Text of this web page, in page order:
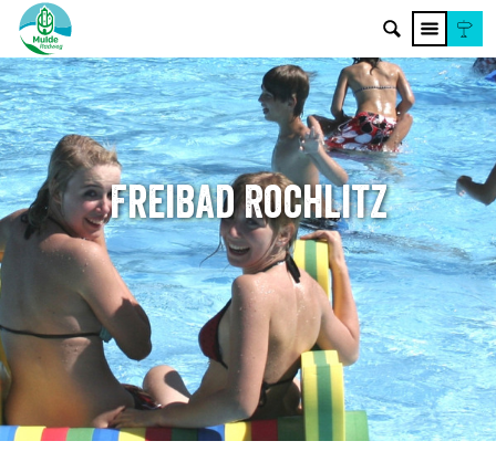
Freibad Rochlitz